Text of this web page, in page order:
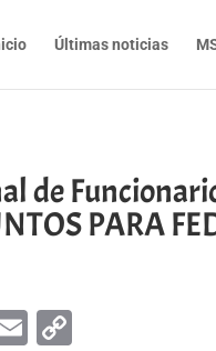
Últimas noticias
de
PARA
Email